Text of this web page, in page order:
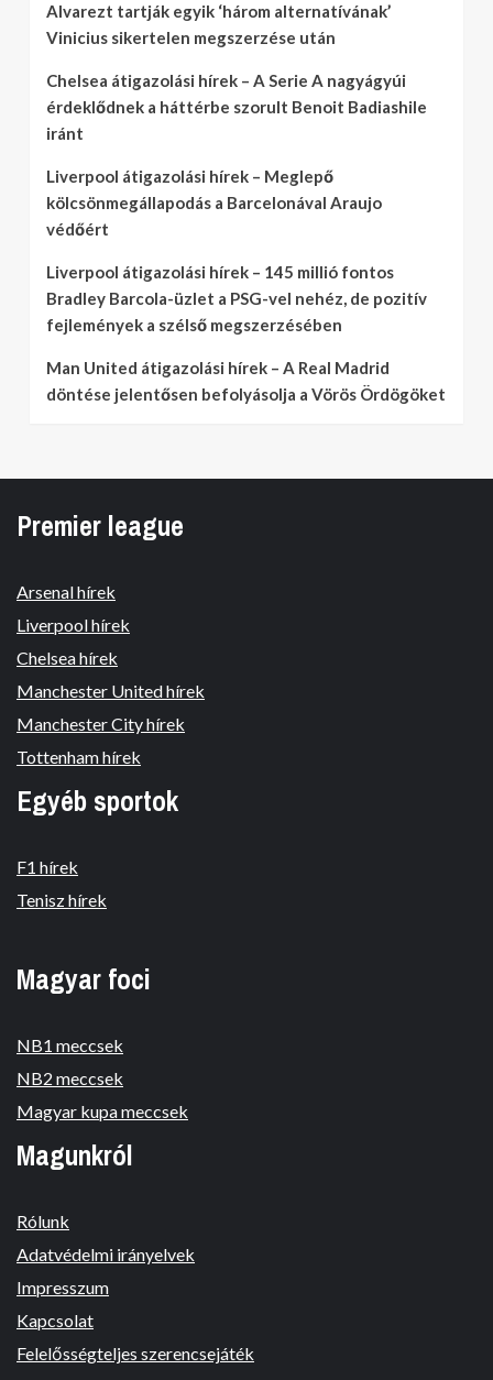
Alvarezt tartják egyik ‘három alternatívának’
Vinicius sikertelen megszerzése után
Chelsea átigazolási hírek – A Serie A nagyágyúi
érdeklődnek a háttérbe szorult Benoit Badiashile
iránt
Liverpool átigazolási hírek – Meglepő
kölcsönmegállapodás a Barcelonával Araujo
védőért
Liverpool átigazolási hírek – 145 millió fontos
Bradley Barcola-üzlet a PSG-vel nehéz, de pozitív
fejlemények a szélső megszerzésében
Man United átigazolási hírek – A Real Madrid
döntése jelentősen befolyásolja a Vörös Ördögöket
Premier league
Arsenal hírek
Liverpool hírek
Chelsea hírek
Manchester United hírek
Manchester City hírek
Tottenham hírek
Egyéb sportok
F1 hírek
Tenisz hírek
Magyar foci
NB1 meccsek
NB2 meccsek
Magyar kupa meccsek
Magunkról
Rólunk
Adatvédelmi irányelvek
Impresszum
Kapcsolat
Felelősségteljes szerencsejáték